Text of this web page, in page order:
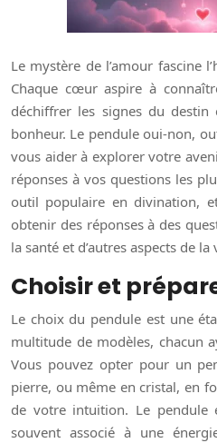
Le mystère de l’amour fascine
Chaque cœur aspire à
déchiffrer les signes du
bonheur. Le pendule oui-non,
vous aider à explorer votre
réponses à vos questions les
outil populaire en divination,
obtenir des réponses à des
la santé et d’autres aspects de la
Choisir et
Le choix du pendule est une
multitude de modèles, chacun
Vous pouvez opter pour un
pierre, ou même en cristal, en
de votre intuition. Le pendule
souvent associé à une